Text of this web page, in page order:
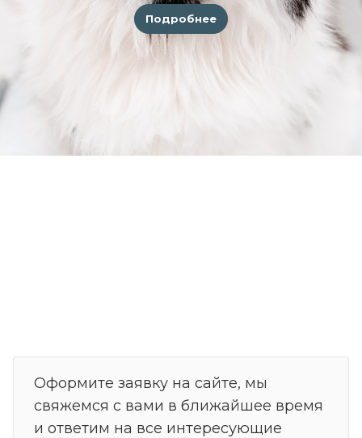
Подробнее
Оформите заявку на сайте, мы
свяжемся с вами в ближайшее время
и ответим на все интересующие